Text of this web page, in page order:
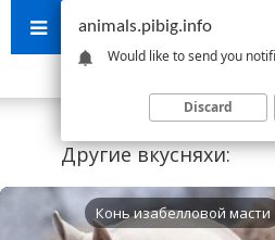
Другие вкусняхи:
Конь изабелловой масти
animals.pibig.info
Would like to send you
Discard